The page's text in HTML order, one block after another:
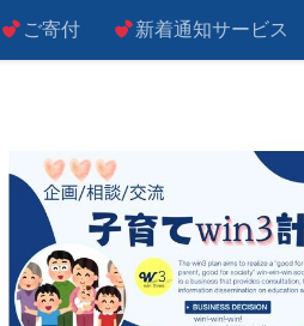
ご寄付 新着通知サービス